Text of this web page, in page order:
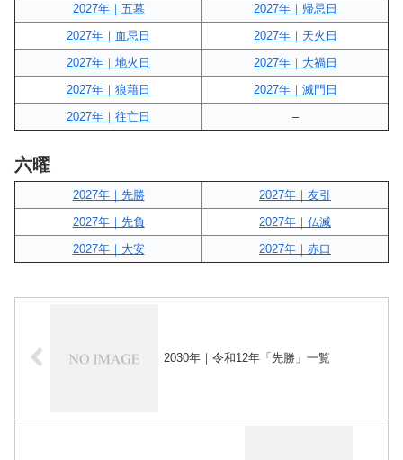
2027年｜五墓
2027年｜帰忌日
2027年｜血忌日
2027年｜天火日
2027年｜地火日
2027年｜大禍日
2027年｜狼藉日
2027年｜滅門日
2027年｜往亡日
–
六曜
2027年｜先勝
2027年｜友引
2027年｜先負
2027年｜仏滅
2027年｜大安
2027年｜赤口
2030年｜令和12年「先勝」一覧